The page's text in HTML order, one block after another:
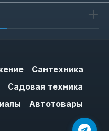
Сантехника
Садовая техника
Автотовары